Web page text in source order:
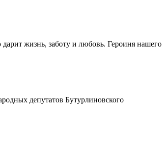
жизнь, заботу и любовь. Героиня нашего
депутатов Бутурлиновского